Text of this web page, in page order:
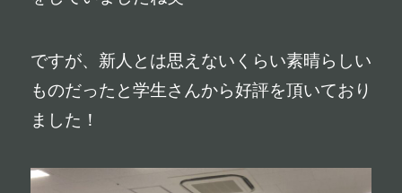
仕事を知る 仲間を知る
ですが、新人とは思えないくらい素晴らしい
ものだったと学生さんから好評を頂いており
ました！